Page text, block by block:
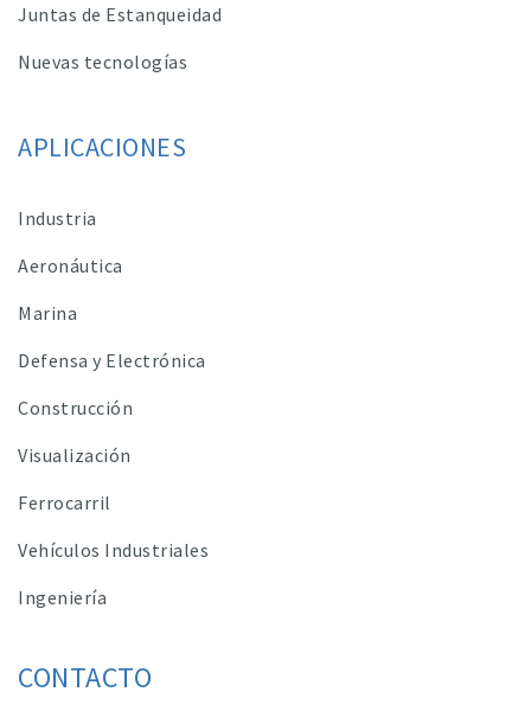
Juntas de Estanqueidad
Nuevas tecnologías
APLICACIONES
Industria
Aeronáutica
Marina
Defensa y Electrónica
Construcción
Visualización
Ferrocarril
Vehículos Industriales
Ingeniería
CONTACTO